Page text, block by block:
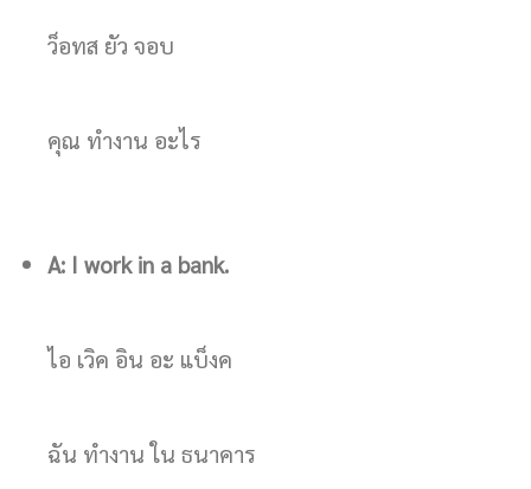
ว็อทส ยัว จอบ
คุณ ทำงาน อะไร
A: I work in a bank.
ไอ เวิค อิน อะ แบ็งค
ฉัน ทำงาน ใน ธนาคาร